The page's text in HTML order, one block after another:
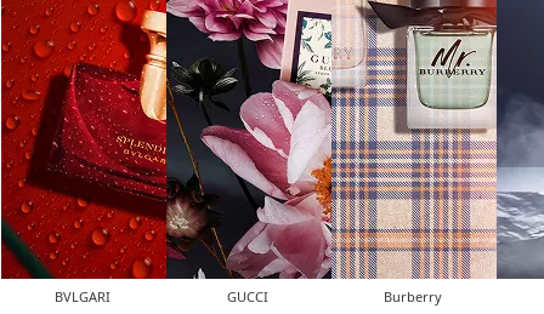
BVLGARI GUCCI Burberry